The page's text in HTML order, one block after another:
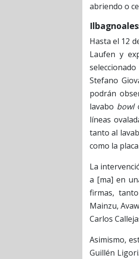
abriendo o
Hasta el 12
Laufen y
Stefano
podrán
lavabo bowl
líneas
tanto al
como la
La
a [ma] en
firmas,
Mainzu,
Carlos
Asimismo,
Guillén